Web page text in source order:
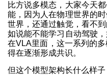
比方说多模态，大家今天
能，因为人在物理世界的
世界，还通过触觉，看不
如说能不能学习自动驾驶
在VLA里面，这一系列的
得在逐渐形成共识。
但这个模型架构长什么样子